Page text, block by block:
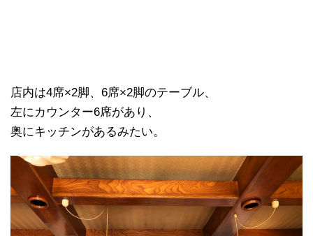
店内は4席×2脚、6席×2脚のテーブル、
左にカウンター6席があり、
奥にキッチンがあるみたい。